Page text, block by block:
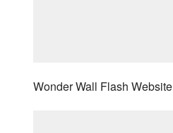
Wonder Wall Flash Website